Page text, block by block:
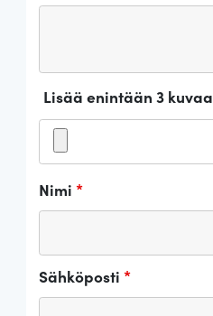
Lisää enintään 3
Nimi *
Sähköposti *